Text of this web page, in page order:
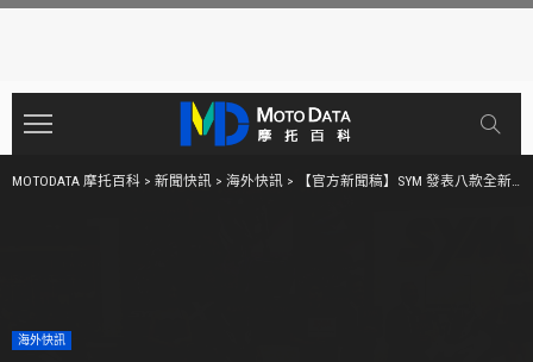
MOTODATA 摩托百科 > 新聞快訊 > 海外快訊 > 【官方新聞稿】SYM 發表八款全新機種 從靈龜到獅王 以仿生設計打造新世代移動風格
海外快訊